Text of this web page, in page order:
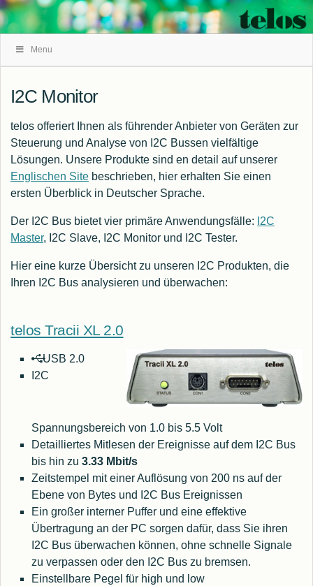
Navigation
Menu
I2C Monitor
telos offeriert Ihnen als führender Anbieter von Geräten zur
Steuerung und Analyse von I2C Bussen vielfältige
Lösungen. Unsere Produkte sind en detail auf unserer
Englischen Site beschrieben, hier erhalten Sie einen
ersten Überblick in Deutscher Sprache.
Der I2C Bus bietet vier primäre Anwendungsfälle: I2C
Master, I2C Slave, I2C Monitor und I2C Tester.
Hier eine kurze Übersicht zu unseren I2C Produkten, die
Ihren I2C Bus analysieren und überwachen:
telos Tracii XL 2.0
USB 2.0
I2C
Spannungsbereich von 1.0 bis 5.5 Volt
Detailliertes Mitlesen der Ereignisse auf dem I2C Bus
bis hin zu 3.33 Mbit/s
Zeitstempel mit einer Auflösung von 200 ns auf der
Ebene von Bytes und I2C Bus Ereignissen
Ein großer interner Puffer und eine effektive
Übertragung an der PC sorgen dafür, dass Sie ihren
I2C Bus überwachen können, ohne schnelle Signale
zu verpassen oder den I2C Bus zu bremsen.
Einstellbare Pegel für high und low